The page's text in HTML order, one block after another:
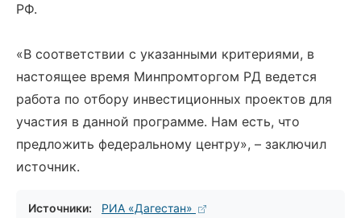
РФ.
«В соответствии с указанными критериями, в
настоящее время Минпромторгом РД ведется
работа по отбору инвестиционных проектов для
участия в данной программе. Нам есть, что
предложить федеральному центру», – заключил
источник.
Источники: РИА «Дагестан»